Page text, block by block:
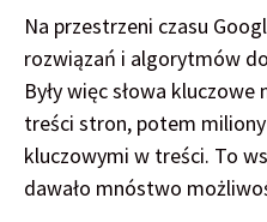
Na przestrzeni czasu
rozwiązań i algorytmów
Były więc słowa
treści stron, potem
kluczowymi w treści. To
dawało mnóstwo